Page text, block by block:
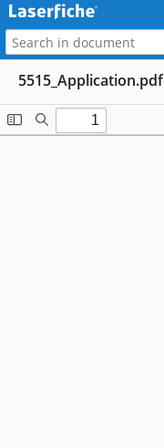
5515_Application.pdf